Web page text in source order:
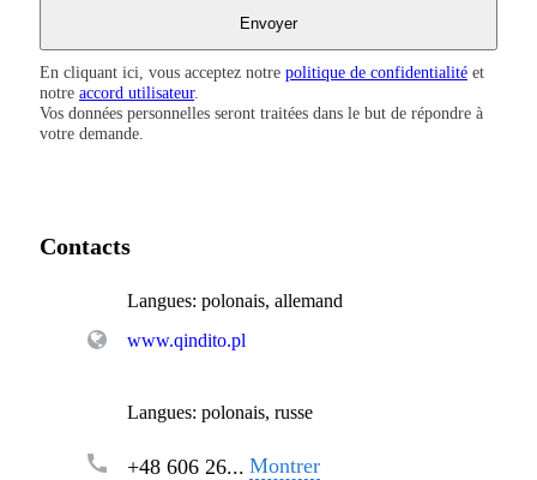
En cliquant ici, vous acceptez notre politique de confidentialité et
notre accord utilisateur.
Vos données personnelles seront traitées dans le but de répondre à
votre demande.
Contacts
Langues: polonais, allemand
www.qindito.pl
Langues: polonais, russe
+48 606 26... Montrer